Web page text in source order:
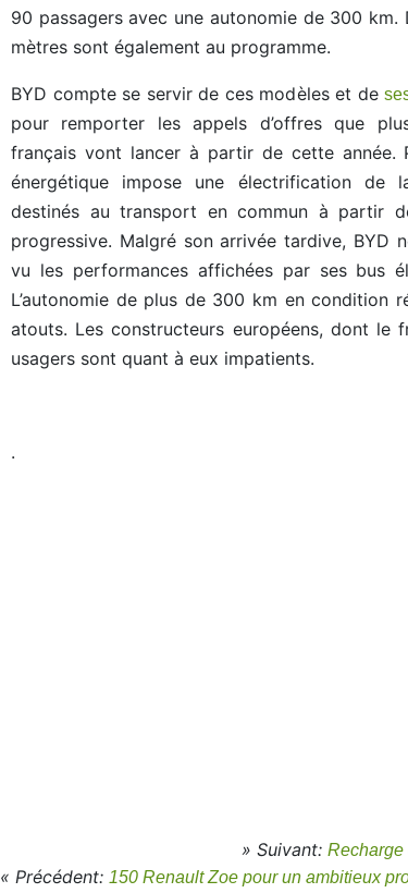
90 passagers avec une autonomie de 300 km.
mètres sont également au programme.
BYD compte se servir de ces modèles et de
pour remporter les appels d’offres que
français vont lancer à partir de cette année.
énergétique impose une électrification de
destinés au transport en commun à partir
progressive. Malgré son arrivée tardive, BYD
vu les performances affichées par ses bus
L’autonomie de plus de 300 km en condition
atouts. Les constructeurs européens, dont le
usagers sont quant à eux impatients.
.
» Suivant: Recharge
« Précédent: 150 Renault Zoe pour un ambitieux